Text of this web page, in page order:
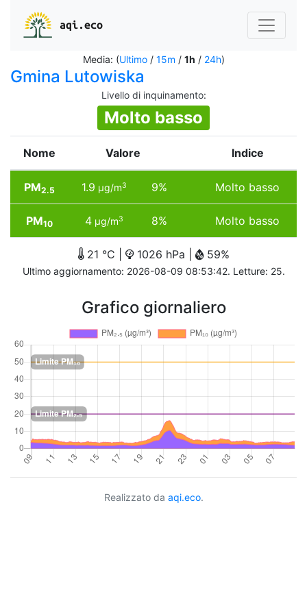
aqi.eco
Media: (Ultimo/ 15m / 1h / 24h)
Gmina Lutowiska
Livello di inquinamento:
Molto basso
Nome Valore Indice
PM2.5 1.9 µg/m3 9% Molto basso
PM10 4 µg/m3 8% Molto basso
21 °C | 1026 hPa | 59%
Ultimo aggiornamento: 2026-08-09 08:53:42. Letture: 25.
Grafico giornaliero
Realizzato da aqi.eco.